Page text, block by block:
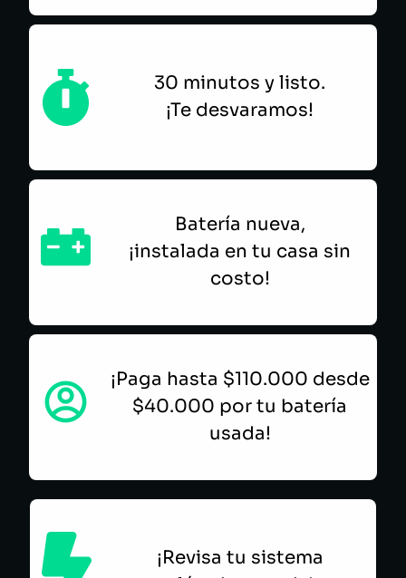
30 minutos y listo.
¡Te desvaramos!
Batería nueva,
¡instalada en tu casa sin
costo!
¡Paga hasta $110.000 desde
$40.000 por tu batería
usada!
¡Revisa tu sistema